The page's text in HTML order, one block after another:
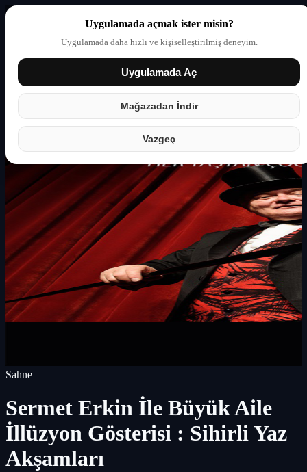
Uygulamada açmak ister misin?
Uygulamada daha hızlı ve kişiselleştirilmiş deneyim.
Uygulamada Aç
Mağazadan İndir
Vazgeç
Giriş yap Partner
Sahne
Sermet Erkin İle Büyük Aile
İllüzyon Gösterisi : Sihirli Yaz
Akşamları